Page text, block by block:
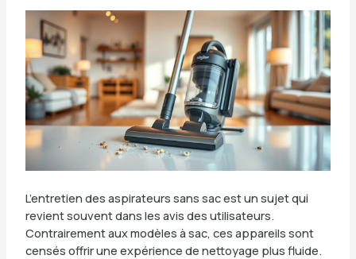
L’entretien des aspirateurs sans sac est un sujet qui
revient souvent dans les avis des utilisateurs.
Contrairement aux modèles à sac, ces appareils sont
censés offrir une expérience de nettoyage plus fluide.